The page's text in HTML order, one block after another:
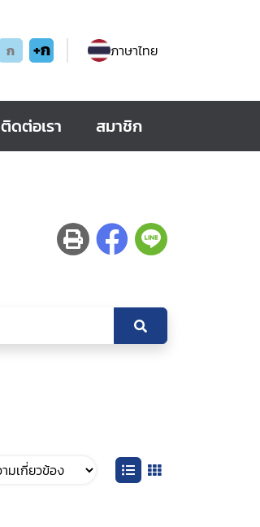
ก +ก ภาษาไทย
ติดต่อเรา สมาชิก